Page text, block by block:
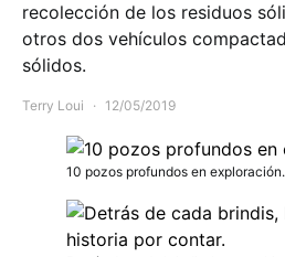
recolección de los residuos
otros dos vehículos
sólidos.
Terry Loui 12/05/2019
10 pozos profundos en exploración.